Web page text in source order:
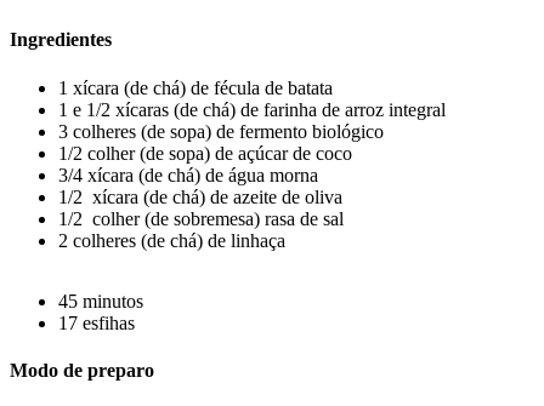
Ingredientes
1​ ​xícara (de chá) de fécula de batata
1 e 1/2 ​xícaras (de chá) de farinha de arroz integral
​3 colheres (de sopa)​ de fermento biológico
1/2 colher (de sopa) de açúcar de coco
3/4 xícara (de chá) de água morna
1/2 ​ ​xícara (de chá) de azeite de oliva
1/2 ​ ​colher (de sobremesa) rasa de sal
2 colheres (de chá) de linhaça
45 minutos
17 esfihas
Modo de preparo